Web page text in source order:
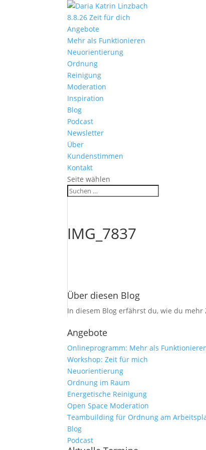
8.8.26 Zeit für dich
Angebote
Mehr als Funktionieren
Neuorientierung
Ordnung
Reinigung
Moderation
Inspiration
Blog
Podcast
Newsletter
Über
Kundenstimmen
Kontakt
Seite wählen
IMG_7837
Über diesen Blog
In diesem Blog erfährst du, wie du
Angebote
Onlineprogramm: Mehr als
Workshop: Zeit für mich
Neuorientierung
Ordnung im Raum
Energetische Reinigung
Open Space Moderation
Teambuilding für Ordnung am
Blog
Podcast